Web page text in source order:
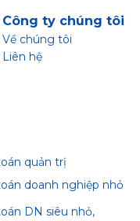
quản trị
doanh nghiệp nhỏ
DN siêu nhỏ,
Công ty chúng tôi
Về chúng tôi
Liên hệ